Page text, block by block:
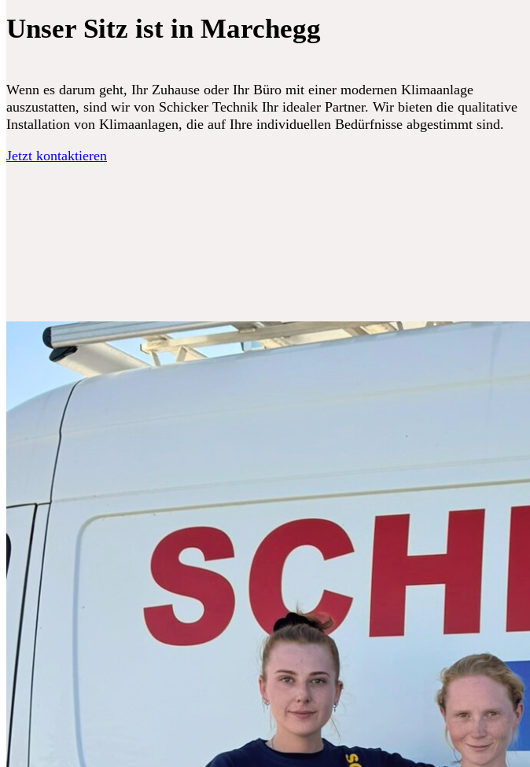
Unser Sitz ist in Marchegg
Wenn es darum geht, Ihr Zuhause oder Ihr Büro mit einer modernen Klimaanlage
auszustatten, sind wir von Schicker Technik Ihr idealer Partner. Wir bieten die qualitative
Installation von Klimaanlagen, die auf Ihre individuellen Bedürfnisse abgestimmt sind.
Jetzt kontaktieren